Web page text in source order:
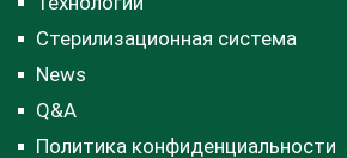
Стерилизационная система
News
Q&A
Политика конфиденциальности